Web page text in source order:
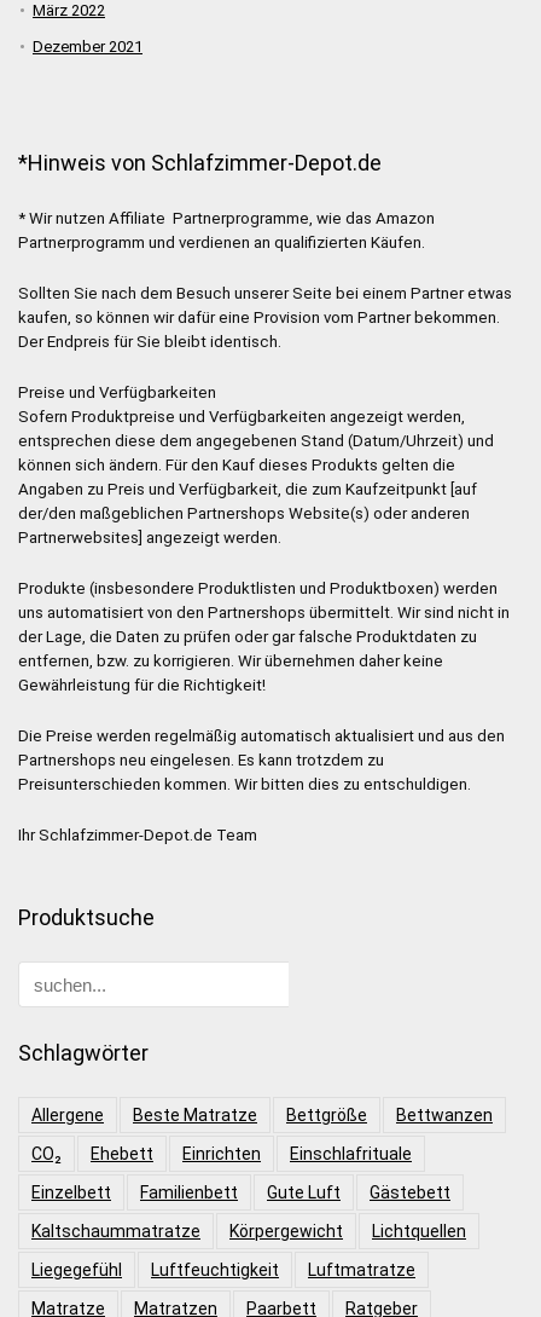
März 2022
Dezember 2021
*Hinweis von Schlafzimmer-Depot.de
* Wir nutzen Affiliate Partnerprogramme, wie das Amazon
Partnerprogramm und verdienen an qualifizierten Käufen.
Sollten Sie nach dem Besuch unserer Seite bei einem Partner etwas
kaufen, so können wir dafür eine Provision vom Partner bekommen.
Der Endpreis für Sie bleibt identisch.
Preise und Verfügbarkeiten
Sofern Produktpreise und Verfügbarkeiten angezeigt werden,
entsprechen diese dem angegebenen Stand (Datum/Uhrzeit) und
können sich ändern. Für den Kauf dieses Produkts gelten die
Angaben zu Preis und Verfügbarkeit, die zum Kaufzeitpunkt [auf
der/den maßgeblichen Partnershops Website(s) oder anderen
Partnerwebsites] angezeigt werden.
Produkte (insbesondere Produktlisten und Produktboxen) werden
uns automatisiert von den Partnershops übermittelt. Wir sind nicht in
der Lage, die Daten zu prüfen oder gar falsche Produktdaten zu
entfernen, bzw. zu korrigieren. Wir übernehmen daher keine
Gewährleistung für die Richtigkeit!
Die Preise werden regelmäßig automatisch aktualisiert und aus den
Partnershops neu eingelesen. Es kann trotzdem zu
Preisunterschieden kommen. Wir bitten dies zu entschuldigen.
Ihr Schlafzimmer-Depot.de Team
Produktsuche
Schlagwörter
Allergene Beste Matratze Bettgröße
Bettwanzen
CO₂
Ehebett Einrichten
Einschlafrituale
Einzelbett
Familienbett Gute Luft
Gästebett
Kaltschaummatratze
Körpergewicht
Lichtquellen
Liegegefühl
Luftfeuchtigkeit
Luftmatratze
Matratze
Matratzen Paarbett Ratgeber